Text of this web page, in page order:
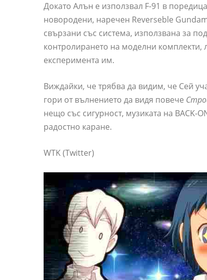
Докато Алън е използвал F-91 в
новородени, наречен Reverseble
свързани със система, използвана за
контролирането на моделни комплекти,
експеримента им.
Виждайки, че трябва да видим, че Сей
гори от вълнението да видя повече
нещо със сигурност, музиката на BACK-
радостно каране.
WTK (Twitter)